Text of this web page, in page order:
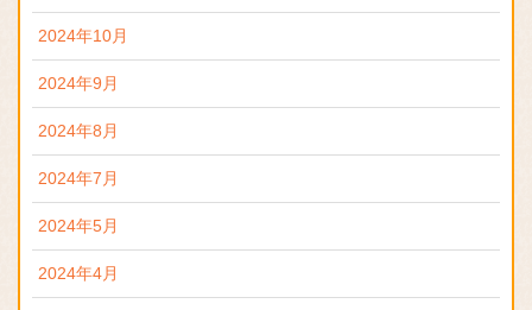
2024年10月
2024年9月
2024年8月
2024年7月
2024年5月
2024年4月